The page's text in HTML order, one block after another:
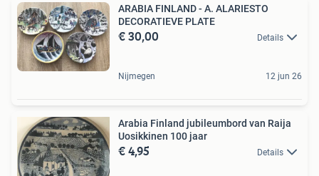
ARABIA FINLAND - A. ALARIESTO
DECORATIEVE PLATE
€ 30,00 Details
Nijmegen 12 jun 26
Arabia Finland jubileumbord van Raija
Uosikkinen 100 jaar
€ 4,95 Details